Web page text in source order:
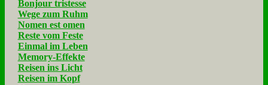
Bonjour tristesse
Wege zum Ruhm
Nomen est omen
Reste vom Feste
Einmal im Leben
Memory-Effekte
Reisen ins Licht
Reisen im Kopf